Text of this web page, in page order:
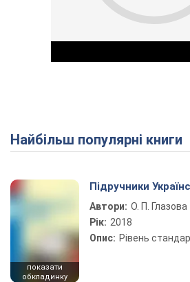
Найбільш популярні книги
показати
обкладинку
Підручники
Автори: О. П. Глазова
Рік: 2018
Опис: Рівень